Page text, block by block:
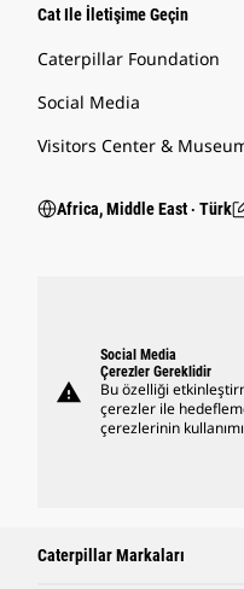
Cat Ile İletişime Geçin
Caterpillar Foundation
Social Media
Visitors Center &
Africa, Middle East ‧ Türk
warning
Social Media
Çerezler Gereklidir
Bu özelliği
çerezler ile
çerezlerinin
Caterpillar Markaları